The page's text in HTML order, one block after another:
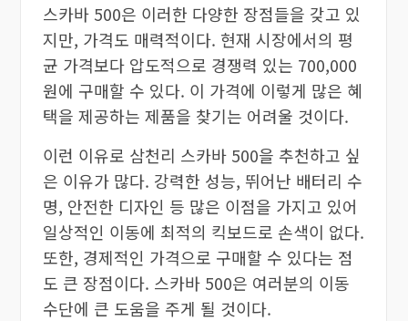
스카바 500은 이러한 다양한 장점들을 갖고 있
지만, 가격도 매력적이다. 현재 시장에서의 평
균 가격보다 압도적으로 경쟁력 있는 700,000
원에 구매할 수 있다. 이 가격에 이렇게 많은 혜
택을 제공하는 제품을 찾기는 어려울 것이다.
이런 이유로 삼천리 스카바 500을 추천하고 싶
은 이유가 많다. 강력한 성능, 뛰어난 배터리 수
명, 안전한 디자인 등 많은 이점을 가지고 있어
일상적인 이동에 최적의 킥보드로 손색이 없다.
또한, 경제적인 가격으로 구매할 수 있다는 점
도 큰 장점이다. 스카바 500은 여러분의 이동
수단에 큰 도움을 주게 될 것이다.